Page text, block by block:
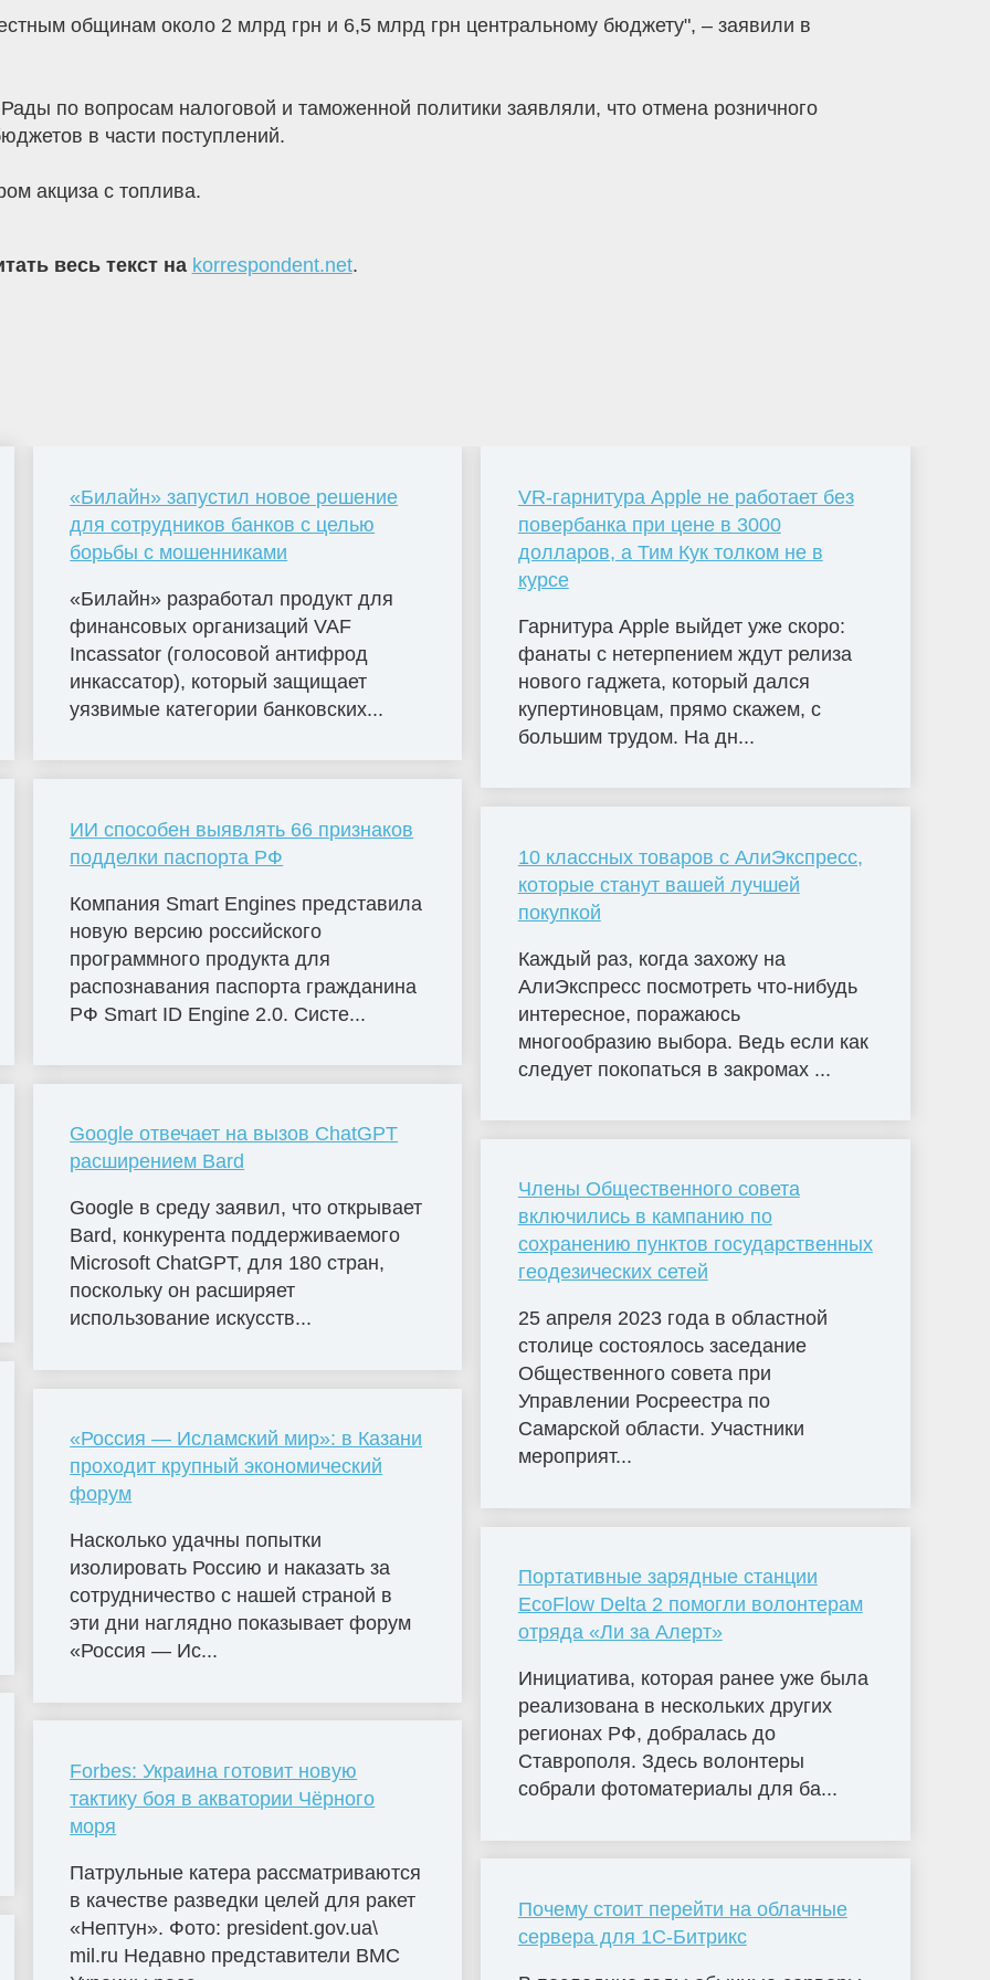
общинам около 2 млрд грн и 6,5 млрд грн центральному бюджету", – заявили в
по вопросам налоговой и таможенной политики заявляли, что отмена розничного
в части поступлений.
акциза с топлива.
весь текст на korrespondent.net.
«​Билайн» запустил новое решение
для сотрудников банков с целью
борьбы с мошенниками
«Билайн» разработал продукт для
финансовых организаций VAF
Incassator (голосовой антифрод
инкассатор), который защищает
уязвимые категории банковских...
ИИ способен выявлять 66 признаков
подделки паспорта РФ
Компания Smart Engines представила
новую версию российского
программного продукта для
распознавания паспорта гражданина
РФ Smart ID Engine 2.0. Систе...
Google отвечает на вызов ChatGPT
расширением Bard
Google в среду заявил, что открывает
Bard, конкурента поддерживаемого
Microsoft ChatGPT, для 180 стран,
поскольку он расширяет
использование искусств...
«Россия — Исламский мир»: в Казани
проходит крупный экономический
форум
Насколько удачны попытки
изолировать Россию и наказать за
сотрудничество с нашей страной в
эти дни наглядно показывает форум
«Россия — Ис...
Forbes: Украина готовит новую
тактику боя в акватории Чёрного
моря
Патрульные катера рассматриваются
в качестве разведки целей для ракет
«Нептун». Фото: president.gov.ua\
mil.ru Недавно представители ВМС
VR-гарнитура Apple не работает без
повербанка при цене в 3000
долларов, а Тим Кук толком не в
курсе
Гарнитура Apple выйдет уже скоро:
фанаты с нетерпением ждут релиза
нового гаджета, который дался
купертиновцам, прямо скажем, с
большим трудом. На дн...
10 классных товаров с АлиЭкспресс,
которые станут вашей лучшей
покупкой
Каждый раз, когда захожу на
АлиЭкспресс посмотреть что-нибудь
интересное, поражаюсь
многообразию выбора. Ведь если как
следует покопаться в закромах ...
Члены Общественного совета
включились в кампанию по
сохранению пунктов государственных
геодезических сетей
25 апреля 2023 года в областной
столице состоялось заседание
Общественного совета при
Управлении Росреестра по
Самарской области. Участники
мероприят...
Портативные зарядные станции
EcoFlow Delta 2 помогли волонтерам
отряда «Ли за Алерт»
Инициатива, которая ранее уже была
реализована в нескольких других
регионах РФ, добралась до
Ставрополя. Здесь волонтеры
собрали фотоматериалы для ба...
Почему стоит перейти на облачные
сервера для 1С-Битрикс